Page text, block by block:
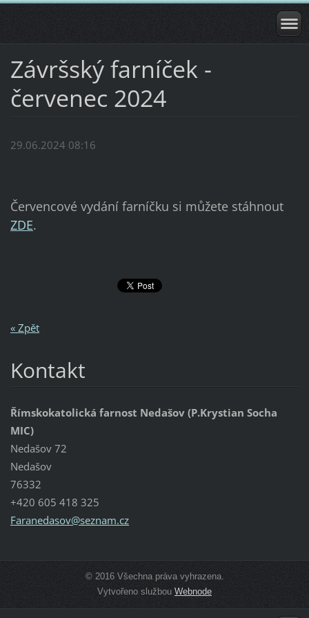
Závršský farníček -
červenec 2024
29.06.2024 08:16
Červencové vydání farníčku si můžete stáhnout
ZDE.
« Zpět
Kontakt
Římskokatolická farnost Nedašov (P.Krystian Socha
MIC)
Nedašov 72
Nedašov
76332
+420 605 418 325
Faranedasov@seznam.cz
© 2016 Všechna práva vyhrazena.
Vytvořeno službou Webnode